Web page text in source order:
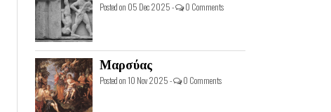
Posted on 05 Dec 2025 - 0 Comments
Μαρσύας
Posted on 10 Nov 2025 - 0 Comments